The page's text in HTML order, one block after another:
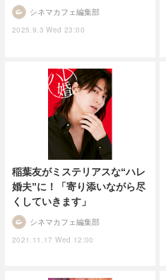
2025.9.3 Wed 23:00
シネマカフェ編集部
稲葉友がミステリアスな“ハレ
婚夫”に！「寄り添いながら尽
くしていきます」
2021.11.17 Wed 12:00
シネマカフェ編集部